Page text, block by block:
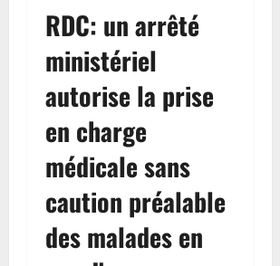
RDC: un arrêté
ministériel
autorise la prise
en charge
médicale sans
caution préalable
des malades en